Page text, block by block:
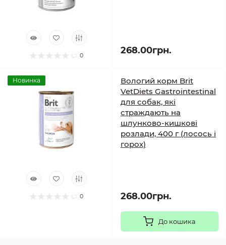
0 268.00грн.
Новинка
0
Вологий корм Brit
VetDiets Gastrointestinal
для собак, які
страждають на
шлунково-кишкові
розлади, 400 г (лосось і
горох)
268.00грн.
До кошика